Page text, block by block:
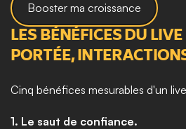
Booster ma croissance
LES BÉNÉFICES DU
PORTÉE,
Cinq bénéfices mesurables d'un
1. Le saut de confiance.